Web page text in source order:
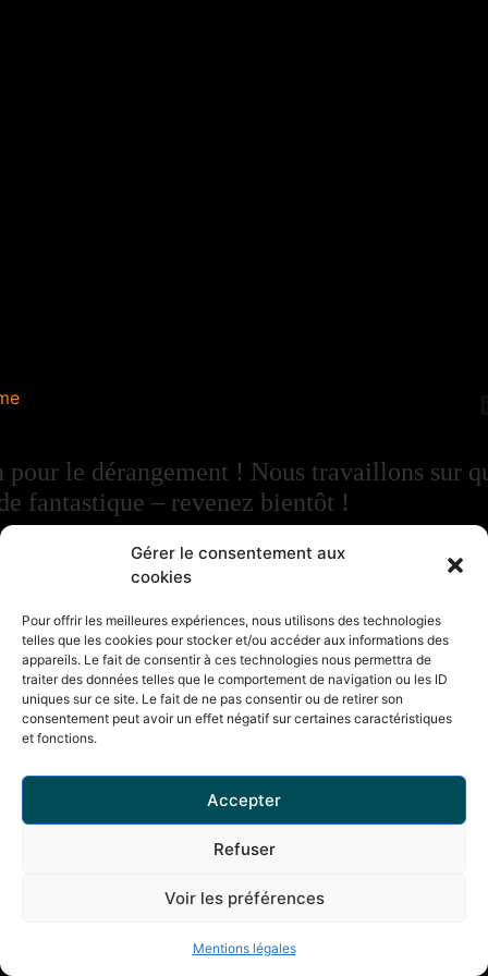
Gérer le consentement aux
cookies
Pour offrir les meilleures expériences, nous utilisons des technologies
telles que les cookies pour stocker et/ou accéder aux informations des
appareils. Le fait de consentir à ces technologies nous permettra de
traiter des données telles que le comportement de navigation ou les ID
uniques sur ce site. Le fait de ne pas consentir ou de retirer son
consentement peut avoir un effet négatif sur certaines caractéristiques
et fonctions.
Accepter
Refuser
Voir les préférences
Mentions légales
pour le dérangement ! Nous travaillons sur
fantastique – revenez bientôt !